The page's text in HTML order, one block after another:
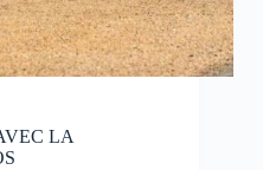
LA